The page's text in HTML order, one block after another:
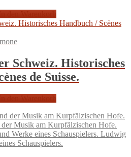
Schweiz. Historisches
de Suisse.
der Musik am Kurpfälzischen Hofe.
Ludwig
Schauspielers.